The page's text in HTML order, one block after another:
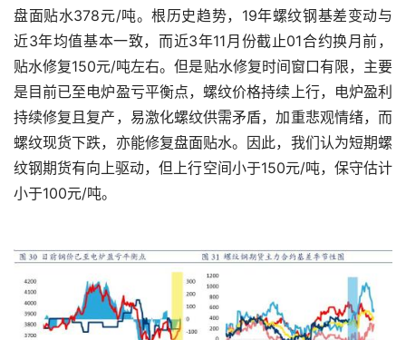
盘面贴水378元/吨。根历史趋势，19年螺纹钢基差变动与
近3年均值基本一致，而近3年11月份截止01合约换月前，
贴水修复150元/吨左右。但是贴水修复时间窗口有限，主要
是目前已至电炉盈亏平衡点，螺纹价格持续上行，电炉盈利
持续修复且复产，易激化螺纹供需矛盾，加重悲观情绪，而
螺纹现货下跌，亦能修复盘面贴水。因此，我们认为短期螺
纹钢期货有向上驱动，但上行空间小于150元/吨，保守估计
小于100元/吨。